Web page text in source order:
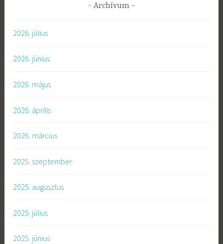
Archívum
2026. július
2026. június
2026. május
2026. április
2026. március
2025. szeptember
2025. augusztus
2025. július
2025. június